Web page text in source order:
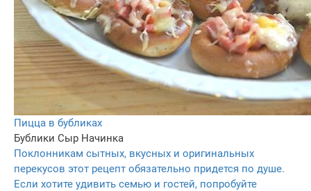
Пицца в бубликах
Бублики Сыр Начинка
Поклонникам сытных, вкусных и оригинальных
перекусов этот рецепт обязательно придется по душе.
Если хотите удивить семью и гостей, попробуйте